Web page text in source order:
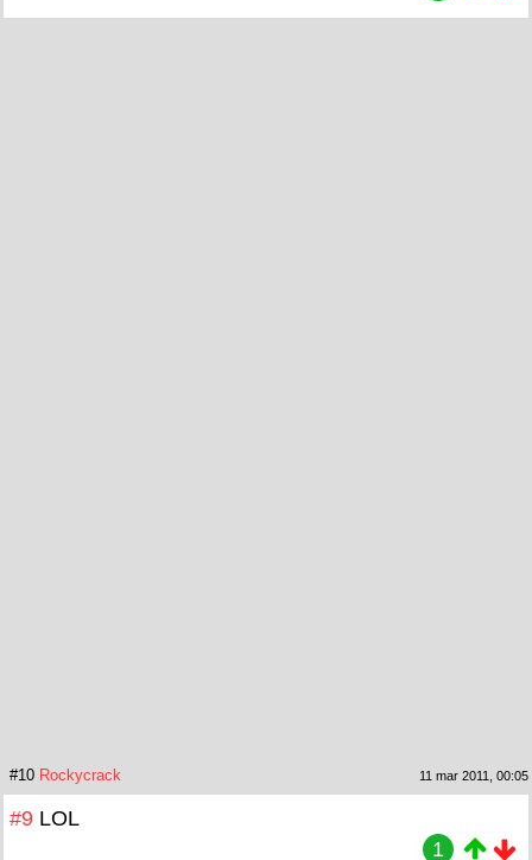
#10 Rockycrack 11 mar 2011, 00:05
#9 LOL
1